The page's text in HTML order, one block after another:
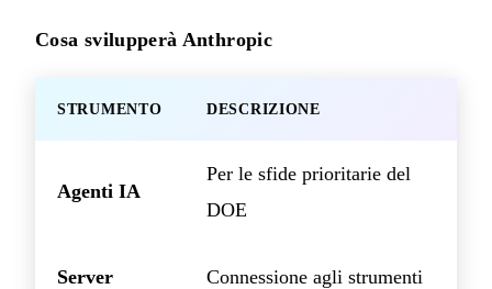
Cosa svilupperà Anthropic
STRUMENTO DESCRIZIONE
Agenti IA
Per le sfide prioritarie del
DOE
Server
Connessione agli strumenti